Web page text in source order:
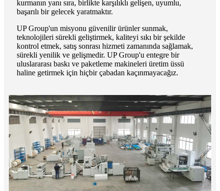
kurmanın yanı sıra, birlikte karşılıklı gelişen, uyumlu,
başarılı bir gelecek yaratmaktır.
UP Group'un misyonu güvenilir ürünler sunmak,
teknolojileri sürekli geliştirmek, kaliteyi sıkı bir şekilde
kontrol etmek, satış sonrası hizmeti zamanında sağlamak,
sürekli yenilik ve gelişmedir. UP Group'u entegre bir
uluslararası baskı ve paketleme makineleri üretim üssü
haline getirmek için hiçbir çabadan kaçınmayacağız.